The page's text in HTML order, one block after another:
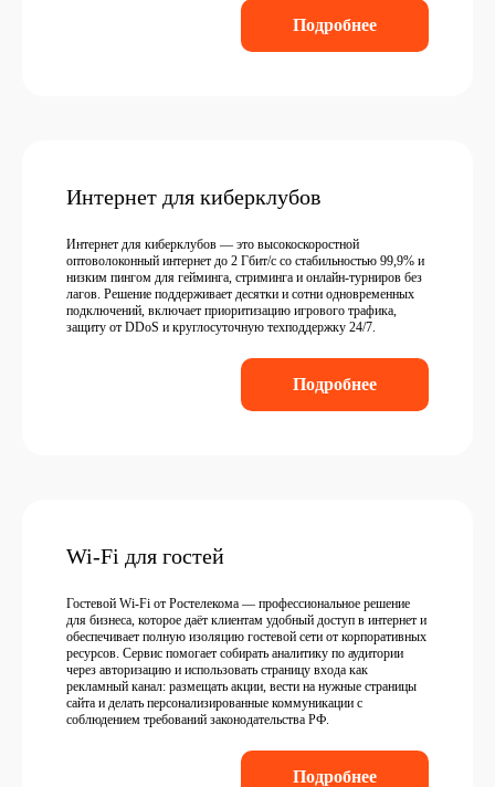
Подробнее
Интернет для киберклубов
Интернет для киберклубов — это высокоскоростной
оптоволоконный интернет до 2 Гбит/с со стабильностью 99,9% и
низким пингом для гейминга, стриминга и онлайн-турниров без
лагов. Решение поддерживает десятки и сотни одновременных
подключений, включает приоритизацию игрового трафика,
защиту от DDoS и круглосуточную техподдержку 24/7.
Подробнее
Wi-Fi для гостей
Гостевой Wi-Fi от Ростелекома — профессиональное решение
для бизнеса, которое даёт клиентам удобный доступ в интернет и
обеспечивает полную изоляцию гостевой сети от корпоративных
ресурсов. Сервис помогает собирать аналитику по аудитории
через авторизацию и использовать страницу входа как
рекламный канал: размещать акции, вести на нужные страницы
сайта и делать персонализированные коммуникации с
соблюдением требований законодательства РФ.
Подробнее